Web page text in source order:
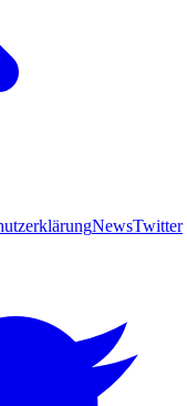
NewsTwitter